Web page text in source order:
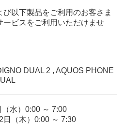
以下製品をご利用のお客さま
ービスをご利用いただけませ
DUAL 2 , AQUOS PHONE
水）0:00 ～ 7:00
）0:00 ～ 7:30